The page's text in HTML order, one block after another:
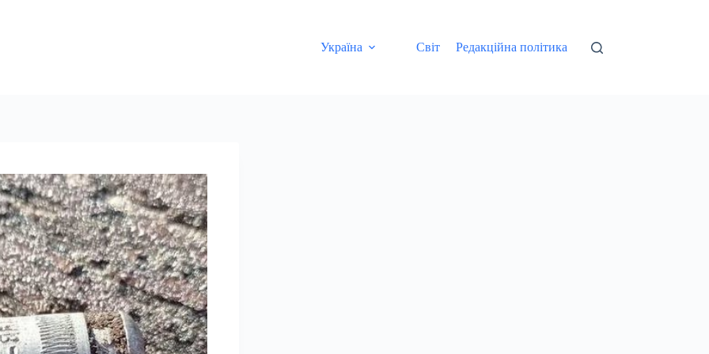
Україна
Світ Редакційна політика